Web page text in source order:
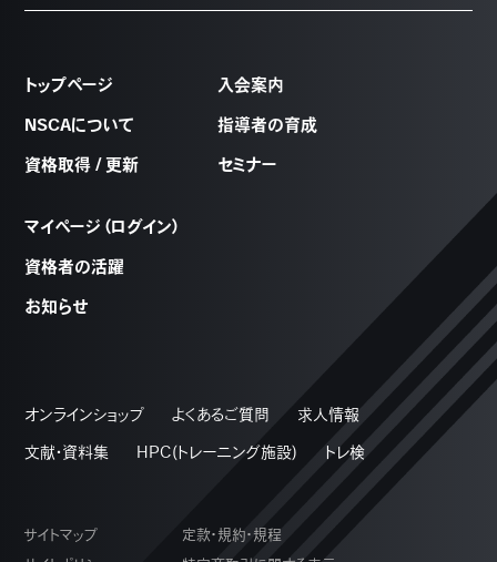
トップページ
NSCAについて
資格取得 / 更新
マイページ（ログイン）
資格者の活躍
お知らせ
入会案内
指導者の育成
セミナー
オンラインショップ よくあるご質問 求人情報
文献・資料集 HPC(トレーニング施設) トレ検
サイトマップ 定款・規約・規程